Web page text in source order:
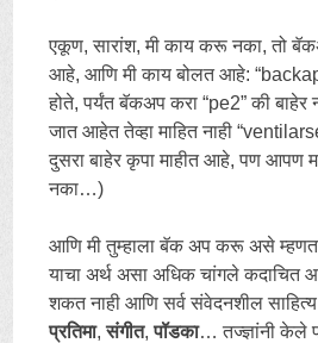
एकूण, सारांश, मी काय करू नका, तो
आहे, आणि मी काय बोलत आहे:
होते, पर्यंत बॅकअप करा “pe2” की
जात आहेत तेव्हा माहित नाही
दुसरा बाहेर कृपा माहीत आहे, पण आपण
नका…)
आणि मी तुम्हाला बॅक अप करू असे
याचा अर्थ असा अधिक चांगले कदाचित
शकत नाही आणि सर्व संवेदनशील
प्रतिमा,संगीत,पॉडका… तज्ज्ञांनी केले